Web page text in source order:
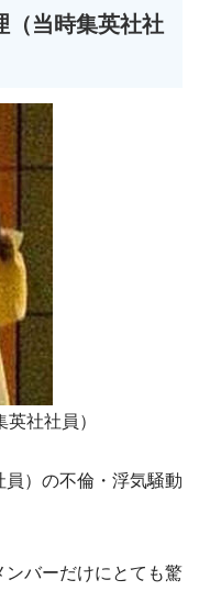
（当時集英社社
社社員）
）の不倫・浮気騒動
ンバーだけにとても驚